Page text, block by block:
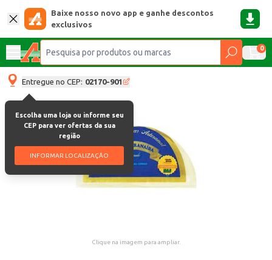
Baixe nosso novo app e ganhe descontos
exclusivos
0
Entregue no CEP: 02170-901
Escolha uma loja ou informe seu
CEP para ver ofertas da sua
região
INFORMAR LOCALIZAÇÃO
Clique na imagem para ampliar.